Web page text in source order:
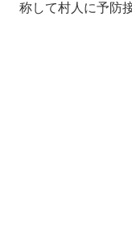
称して村人に予防